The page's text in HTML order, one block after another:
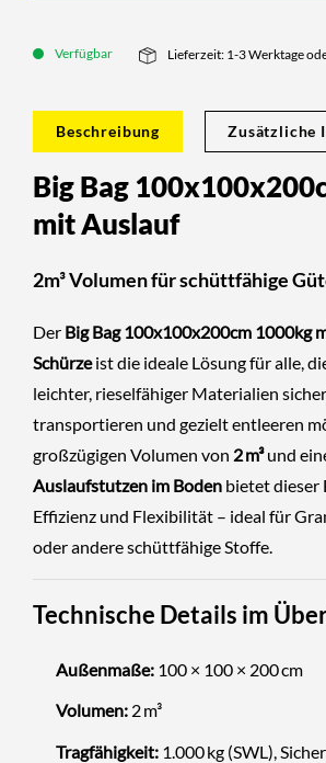
Verfügbar Lieferzeit: 1-3 Werktage
Beschreibung Zusätzliche
Big Bag
mit Auslauf
2m³ Volumen für schüttfähige
Der Big Bag 100x100x200cm 1000kg
Schürzeist die ideale Lösung für alle,
leichter, rieselfähiger Materialien sicher
transportieren und gezielt entleeren
großzügigen Volumen von 2 m³und
Auslaufstutzen im Boden bietet dieser
Effizienz und Flexibilität – ideal für
oder andere schüttfähige Stoffe.
Technische Details im
Außenmaße:100 × 100 × 200 cm
Volumen:2 m³
Tragfähigkeit:1.000 kg (SWL),